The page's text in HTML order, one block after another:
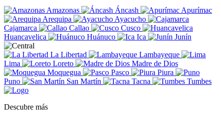
Amazonas
Áncash
Apurímac
Arequipa
Ayacucho
Cajamarca
Callao
Cusco
Huancavelica
Huánuco Ica Junín
La Libertad
Lambayeque
Lima
Loreto
Madre de Dios
Moquegua
Pasco
Piura
Puno
San Martín Tacna Tumbes
Descubre más